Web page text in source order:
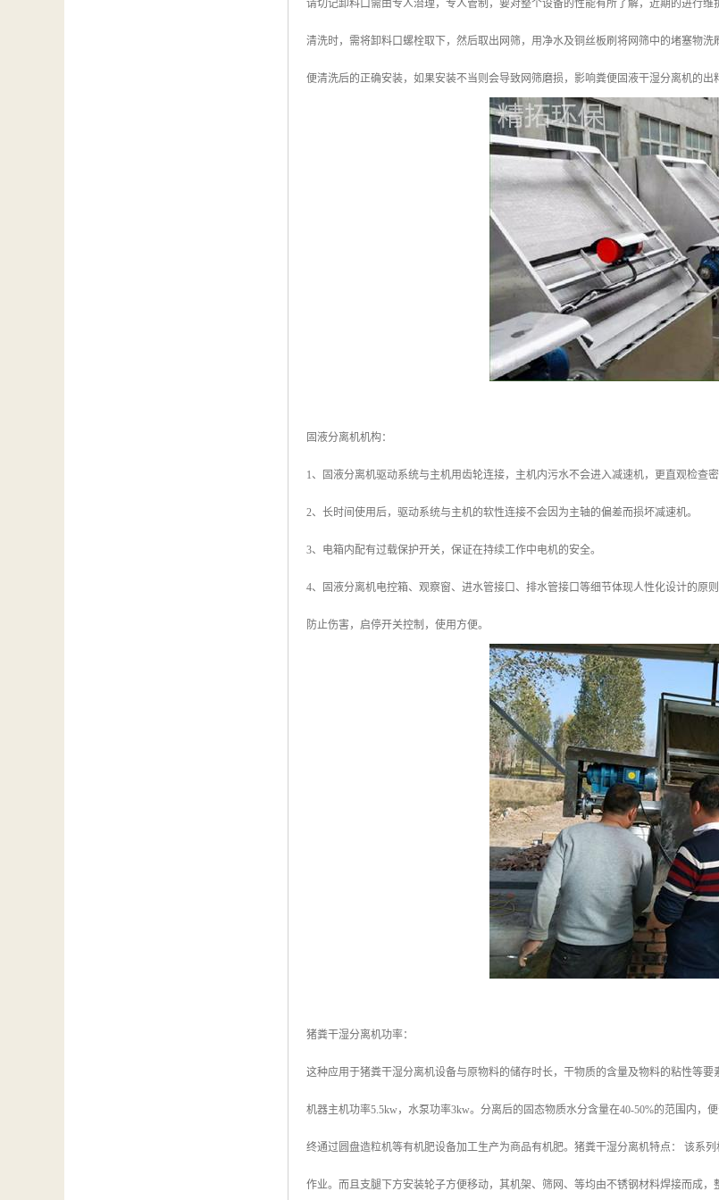
请切记卸料口需由专人治理，专人管制，要对整个设备的性能有所了解，近期的进行
清洗时，需将卸料口螺栓取下，然后取出网筛，用净水及铜丝板刷将网筛中的堵塞物
便清洗后的正确安装，如果安装不当则会导致网筛磨损，影响粪便固液干湿分离机的出
固液分离机机构：
1、固液分离机驱动系统与主机用齿轮连接，主机内污水不会进入减速机，更直观检查密
2、长时间使用后，驱动系统与主机的软性连接不会因为主轴的偏差而损坏减速机。
3、电箱内配有过载保护开关，保证在持续工作中电机的安全。
4、固液分离机电控箱、观察窗、进水管接口、排水管接口等细节体现人性化设计的原
防止伤害，启停开关控制，使用方便。
猪粪干湿分离机功率：
这种应用于猪粪干湿分离机设备与原物料的储存时长，干物质的含量及物料的粘性等
机器主机功率5.5kw，水泵功率3kw。分离后的固态物质水分含量在40-50%的范围内
终通过圆盘造粒机等有机肥设备加工生产为商品有机肥。猪粪干湿分离机特点： 该系
作业。而且支腿下方安装轮子方便移动，其机架、筛网、等均由不锈钢材料焊接而成